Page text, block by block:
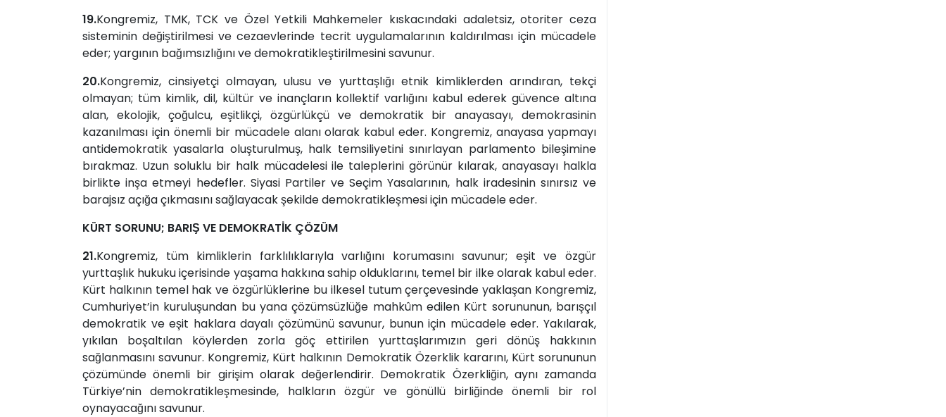
19.Kongremiz, TMK, TCK ve Özel Yetkili Mahkemeler kıskacındaki adaletsiz, otoriter ceza
sisteminin değiştirilmesi ve cezaevlerinde tecrit uygulamalarının kaldırılması için mücadele
eder; yargının bağımsızlığını ve demokratikleştirilmesini savunur.
20.Kongremiz, cinsiyetçi olmayan, ulusu ve yurttaşlığı etnik kimliklerden arındıran, tekçi
olmayan; tüm kimlik, dil, kültür ve inançların kollektif varlığını kabul ederek güvence altına
alan, ekolojik, çoğulcu, eşitlikçi, özgürlükçü ve demokratik bir anayasayı, demokrasinin
kazanılması için önemli bir mücadele alanı olarak kabul eder. Kongremiz, anayasa yapmayı
antidemokratik yasalarla oluşturulmuş, halk temsiliyetini sınırlayan parlamento bileşimine
bırakmaz. Uzun soluklu bir halk mücadelesi ile taleplerini görünür kılarak, anayasayı halkla
birlikte inşa etmeyi hedefler. Siyasi Partiler ve Seçim Yasalarının, halk iradesinin sınırsız ve
barajsız açığa çıkmasını sağlayacak şekilde demokratikleşmesi için mücadele eder.
KÜRT SORUNU; BARIŞ VE DEMOKRATİK ÇÖZÜM
21.Kongremiz, tüm kimliklerin farklılıklarıyla varlığını korumasını savunur; eşit ve özgür
yurttaşlık hukuku içerisinde yaşama hakkına sahip olduklarını, temel bir ilke olarak kabul eder.
Kürt halkının temel hak ve özgürlüklerine bu ilkesel tutum çerçevesinde yaklaşan Kongremiz,
Cumhuriyet’in kuruluşundan bu yana çözümsüzlüğe mahkûm edilen Kürt sorununun, barışçıl
demokratik ve eşit haklara dayalı çözümünü savunur, bunun için mücadele eder. Yakılarak,
yıkılan boşaltılan köylerden zorla göç ettirilen yurttaşlarımızın geri dönüş hakkının
sağlanmasını savunur. Kongremiz, Kürt halkının Demokratik Özerklik kararını, Kürt sorununun
çözümünde önemli bir girişim olarak değerlendirir. Demokratik Özerkliğin, aynı zamanda
Türkiye’nin demokratikleşmesinde, halkların özgür ve gönüllü birliğinde önemli bir rol
oynayacağını savunur.